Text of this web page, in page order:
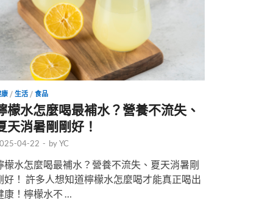
/生活 /食品
檬水怎麼喝最補水？營養不流失、
天消暑剛剛好！
04-22 - byYC
檬水怎麼喝最補水？營養不流失、夏天消暑剛
好！ 許多人想知道檸檬水怎麼喝才能真正喝出
康！檸檬水不 …